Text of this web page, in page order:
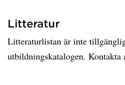
Litteratur
Litteraturlistan är inte
utbildningskatalogen.